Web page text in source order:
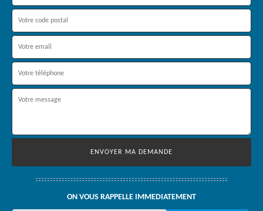
ON VOUS RAPPELLE IMMEDIATEMENT